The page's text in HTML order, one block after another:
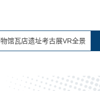
馆瓦店遗址考古展VR全景